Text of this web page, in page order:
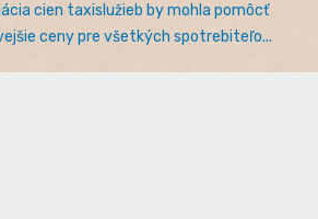
cien taxislužieb by mohla pomôcť
ceny pre všetkých spotrebiteľo...